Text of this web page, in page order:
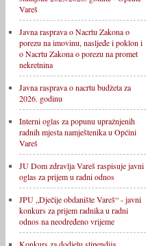
Vareš
Javna rasprava o Nacrtu Zakona o
porezu na imovinu, nasljeđe i poklon i
o Nacrtu Zakona o porezu na promet
nekretnina
Javna rasprava o nacrtu budžeta za
2026. godinu
Interni oglas za popunu upražnjenih
radnih mjesta namještenika u Općini
Vareš
JU Dom zdravlja Vareš raspisuje javni
oglas za prijem u radni odnos
JPU „Dječije obdanište Vareš“ - javni
konkurs za prijem radnika u radni
odnos na neodređeno vrijeme